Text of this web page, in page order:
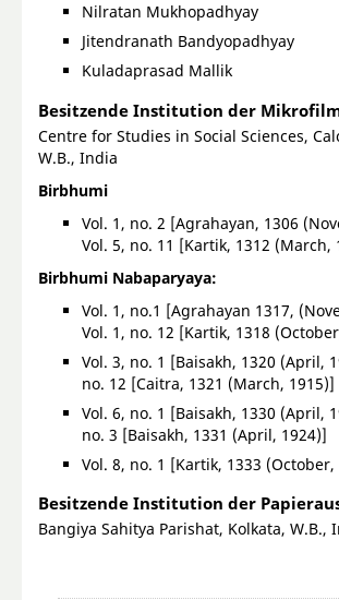
Nilratan Mukhopadhyay
Jitendranath Bandyopadhyay
Kuladaprasad Mallik
Besitzende Institution der
Centre for Studies in Social Sciences,
W.B., India
Birbhumi
Vol. 1, no. 2 [Agrahayan, 1306
Vol. 5, no. 11 [Kartik, 1312 (March,
Birbhumi Nabaparyaya:
Vol. 1, no.1 [Agrahayan 1317,
Vol. 1, no. 12 [Kartik, 1318
Vol. 3, no. 1 [Baisakh, 1320 (April,
no. 12 [Caitra, 1321 (March, 1915)]
Vol. 6, no. 1 [Baisakh, 1330 (April,
no. 3 [Baisakh, 1331 (April, 1924)]
Vol. 8, no. 1 [Kartik, 1333 (October,
Besitzende Institution der
Bangiya Sahitya Parishat, Kolkata, W.B.,